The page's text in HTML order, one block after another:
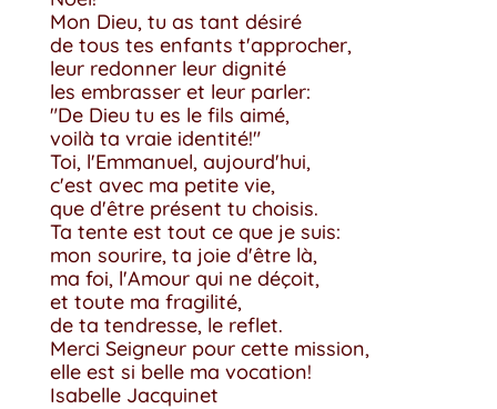
Mon Dieu, tu as tant désiré
de tous tes enfants t'approcher,
leur redonner leur dignité
les embrasser et leur parler:
"De Dieu tu es le fils aimé,
voilà ta vraie identité!"
Toi, l'Emmanuel, aujourd'hui,
c'est avec ma petite vie,
que d'être présent tu choisis.
Ta tente est tout ce que je suis:
mon sourire, ta joie d'être là,
ma foi, l'Amour qui ne déçoit,
et toute ma fragilité,
de ta tendresse, le reflet.
Merci Seigneur pour cette mission,
elle est si belle ma vocation!
Isabelle Jacquinet